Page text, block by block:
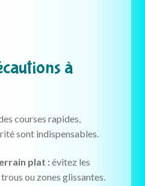
à
courses rapides,
sont indispensables.
plat :évitez les
ou zones glissantes.